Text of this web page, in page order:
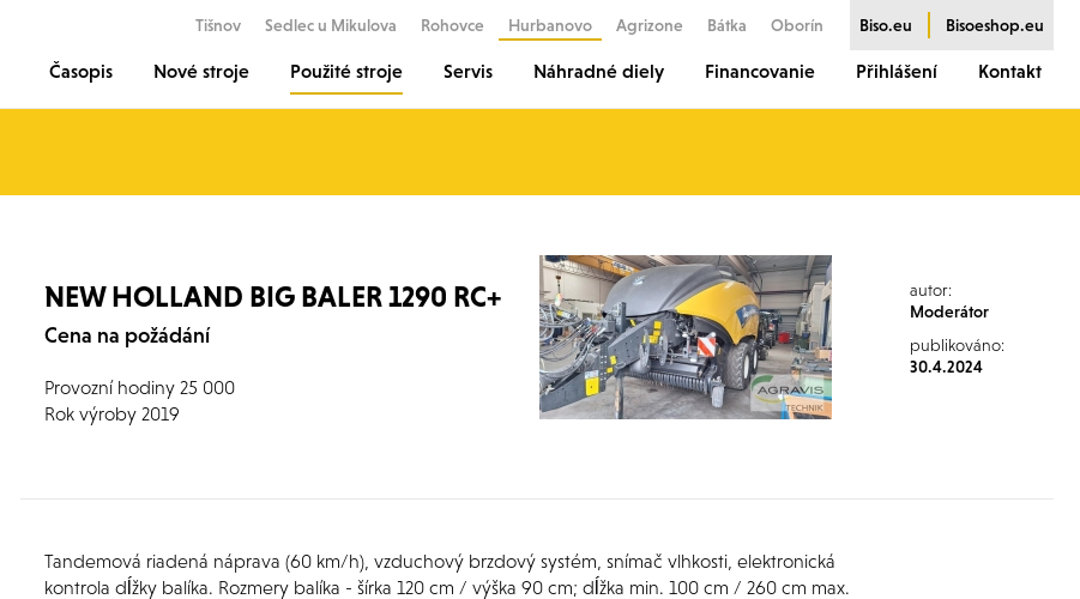
Tišnov Sedlec u Mikulova Rohovce Hurbanovo Agrizone Bátka Oborín Biso.eu Bisoeshop.eu
Časopis Nové stroje Použité stroje Servis Náhradné diely Financovanie Přihlášení Kontakt
NEW HOLLAND BIG BALER 1290 RC+
Cena na požádání
autor:
Moderátor
publikováno:
30.4.2024
Provozní hodiny 25 000
Rok výroby 2019
Tandemová riadená náprava (60 km/h), vzduchový brzdový systém, snímač vlhkosti, elektronická
kontrola dĺžky balíka. Rozmery balíka - šírka 120 cm / výška 90 cm; dĺžka min. 100 cm / 260 cm max.